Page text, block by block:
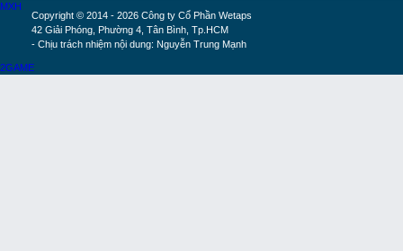
Copyright © 2014 - 2026 Công ty Cổ Phần Wetaps
42 Giải Phóng, Phường 4, Tân Bình, Tp.HCM
- Chịu trách nhiệm nội dung: Nguyễn Trung Mạnh
MXH
2GAME